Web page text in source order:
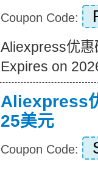
Coupon Code:
Aliexpress优
Expires on
Aliexpress
25美元
Coupon Code: